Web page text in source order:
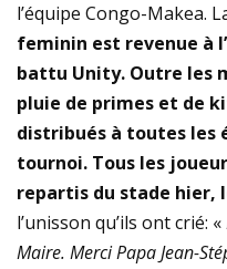
l’équipe Congo-Makea.
feminin est revenue à
battu Unity. Outre les
pluie de primes et de
distribués à toutes les
tournoi. Tous les
repartis du stade hier,
l’unisson qu’ils ont crié: «
Maire. Merci Papa Jean-